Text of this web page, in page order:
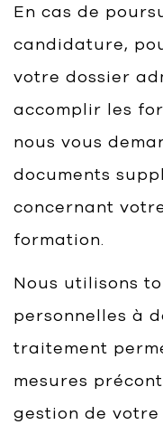
En cas de
candidature,
votre dossier
accomplir les
nous vous
documents
concernant
formation.
Nous utilisons
personnelles à
traitement
mesures
gestion de